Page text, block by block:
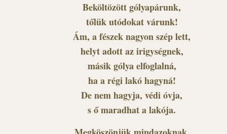
Beköltözött gólyapárunk,
tőlük utódokat várunk!
Ám, a fészek nagyon szép lett,
helyt adott az irigységnek,
másik gólya elfoglalná,
ha a régi lakó hagyná!
De nem hagyja, védi óvja,
s ő maradhat a lakója.